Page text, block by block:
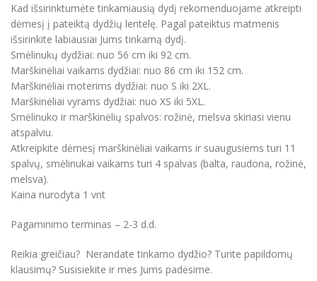
Kad išsirinktumėte tinkamiausią dydį rekomenduojame atkreipti
dėmesį į pateiktą dydžių lentelę. Pagal pateiktus matmenis
išsirinkite labiausiai Jums tinkamą dydį.
Smėlinukų dydžiai: nuo 56 cm iki 92 cm.
Marškinėliai vaikams dydžiai: nuo 86 cm iki 152 cm.
Marškinėliai moterims dydžiai: nuo S iki 2XL.
Marškinėliai vyrams dydžiai: nuo XS iki 5XL.
Smėlinuko ir marškinėlių spalvos: rožinė, melsva skiriasi vienu
atspalviu.
Atkreipkite dėmesį marškinėliai vaikams ir suaugusiems turi 11
spalvų, smėlinukai vaikams turi 4 spalvas (balta, raudona, rožinė,
melsva).
Kaina nurodyta 1 vnt
Pagaminimo terminas – 2-3 d.d.
Reikia greičiau? Nerandate tinkamo dydžio? Turite papildomų
klausimų? Susisiekite ir mes Jums padėsime.